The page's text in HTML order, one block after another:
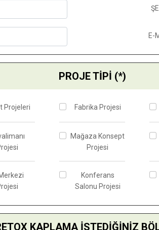
E-
PROJE TİPİ (*)
Projeleri Fabrika Projesi
Mağaza Konsept
Projesi
Konferans
Salonu Projesi
KAPLAMA İSTEDİĞİNİZ